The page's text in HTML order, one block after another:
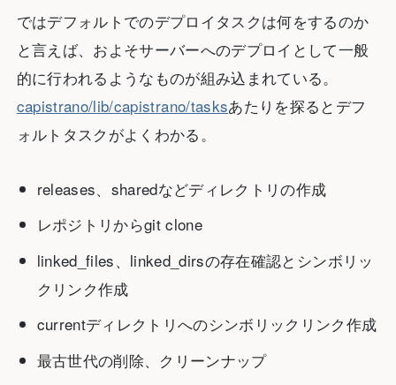
ではデフォルトでのデプロイタスクは何をするのか
と言えば、およそサーバーへのデプロイとして一般
的に行われるようなものが組み込まれている。
capistrano/lib/capistrano/tasksあたりを探るとデフ
ォルトタスクがよくわかる。
releases、sharedなどディレクトリの作成
レポジトリからgit clone
linked_files、linked_dirsの存在確認とシンボリッ
クリンク作成
currentディレクトリへのシンボリックリンク作成
最古世代の削除、クリーンナップ